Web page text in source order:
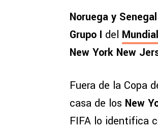
Noruega y Senegal
Grupo I del
New York New
Fuera de la Copa
casa de los New
FIFA lo identifica